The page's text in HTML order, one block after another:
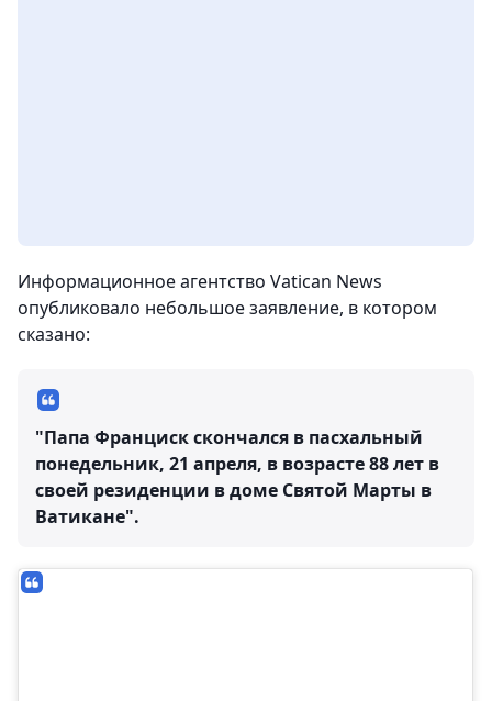
Информационное агентство Vatican News
опубликовало небольшое заявление, в котором
сказано:
"Папа Франциск скончался в пасхальный
понедельник, 21 апреля, в возрасте 88 лет в
своей резиденции в доме Святой Марты в
Ватикане".